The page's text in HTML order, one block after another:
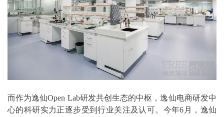
而作为逸仙Open Lab研发共创生态的中枢，逸仙电商研发中
心的科研实力正逐步受到行业关注及认可。今年6月，逸仙